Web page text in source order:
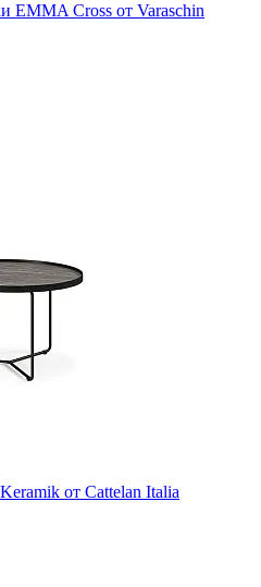
EMMA Cross от Varaschin
от Cattelan Italia